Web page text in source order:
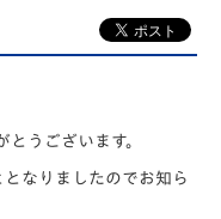
うございます。
なりましたのでお知ら